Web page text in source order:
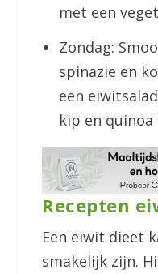
met een
Zondag:
spinazie en
een
kip en quinoa
Recepten
Een eiwit dieet
smakelijk zijn.